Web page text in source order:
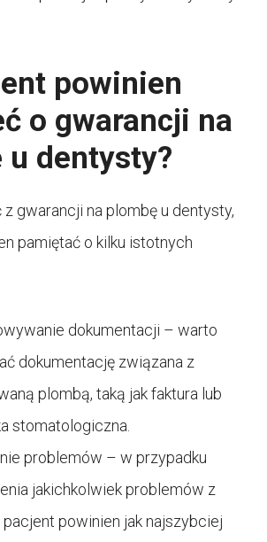
powinien
o gwarancji na
u dentysty?
gwarancji na plombę u dentysty,
pamiętać o kilku istotnych
dokumentacji – warto
dokumentację związana z
plombą, taką jak faktura lub
stomatologiczna.
problemów – w przypadku
jakichkolwiek problemów z
powinien jak najszybciej